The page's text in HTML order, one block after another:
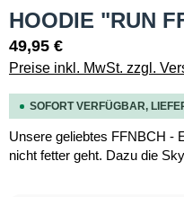
HOODIE "RUN
49,95 €
Preise inkl. MwSt. zzgl.
SOFORT VERFÜGBAR,
Unsere geliebtes FFNBCH -
nicht fetter geht. Dazu die